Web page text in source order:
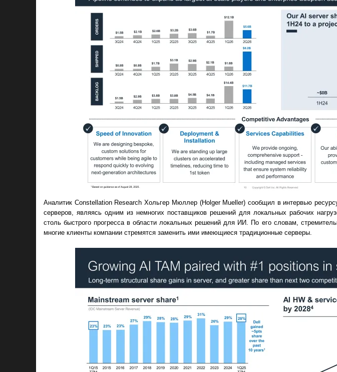
Аналитик Constellation Research Хольгер Мюллер (Holger Mueller) сообщил в интервью
серверов, являясь одним из немногих поставщиков решений для локальных рабочих
столь быстрого прогресса в области локальных решений для ИИ. По его словам,
многие клиенты компании стремятся заменить ими имеющиеся традиционные серверы.